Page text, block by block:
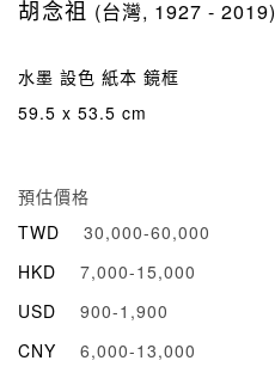
胡念祖 (台灣, 1927 - 2019)
水墨 設色 紙本 鏡框
59.5 x 53.5 cm
預估價格
TWD
30,000-60,000
HKD
7,000-15,000
USD
900-1,900
CNY
6,000-13,000